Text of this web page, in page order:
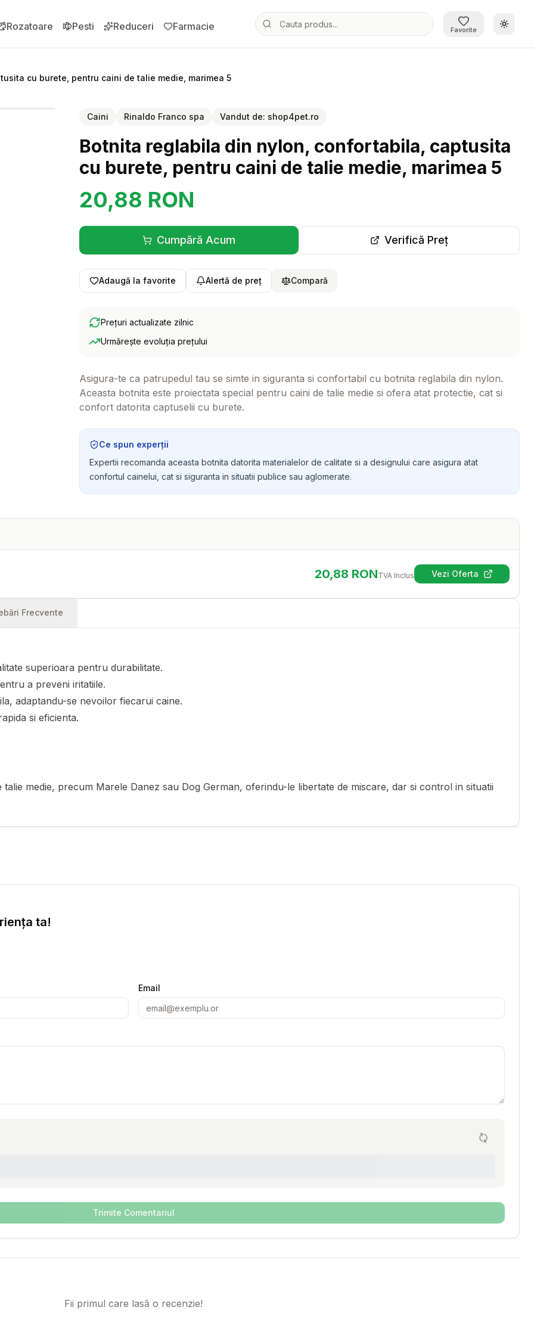
Rozatoare Pesti Reduceri Farmacie Favorite
cu burete, pentru caini de talie medie, marimea 5
Caini Rinaldo Franco spa Vandut de: shop4pet.ro
Botnita reglabila din nylon, confortabila, captusita
cu burete, pentru caini de talie medie, marimea 5
20,88 RON
Cumpără Acum
(se deschide într-o filă nouă)
Verifică Preț
(se deschide într-o filă
Adaugă la favorite Alertă de preț Compară
Prețuri actualizate zilnic
Urmărește evoluția prețului
Asigura-te ca patrupedul tau se simte in siguranta si confortabil cu botnita reglabila din nylon.
Aceasta botnita este proiectata special pentru caini de talie medie si ofera atat protectie, cat si
confort datorita captuselii cu burete.
Ce spun experții
Expertii recomanda aceasta botnita datorita materialelor de calitate si a designului care asigura atat
confortul cainelui, cat si siguranta in situatii publice sau aglomerate.
20,88 RONTVA Inclus Vezi Oferta(se deschide
Frecvente
superioara pentru durabilitate.
a preveni iritatiile.
adaptandu-se nevoilor fiecarui caine.
si eficienta.
medie, precum Marele Danez sau Dog German, oferindu-le libertate de miscare, dar si control in situatii
ta!
Email
Trimite Comentariul
Fii primul care lasă o recenzie!